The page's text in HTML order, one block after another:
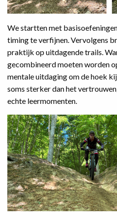
We startten met
timing te verfijnen. Vervolgens
praktijk op uitdagende trails.
gecombineerd moeten worden
mentale uitdaging om de hoek
soms sterker dan het
echte leermomenten.